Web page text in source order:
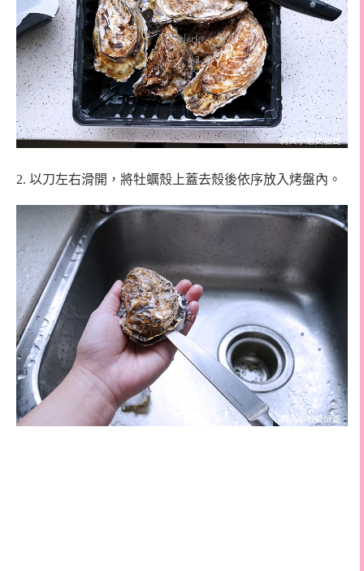
2. 以刀左右滑開，將牡蠣殼上蓋去殼後依序放入烤盤內。